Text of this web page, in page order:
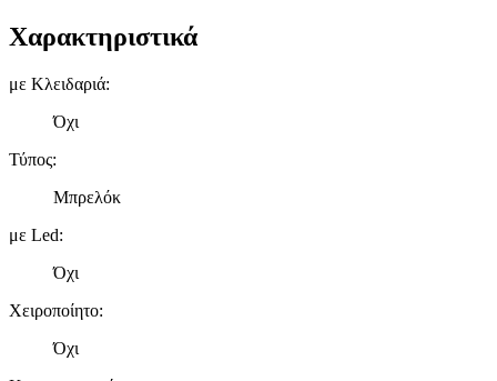
Χαρακτηριστικά
με Κλειδαριά:
Όχι
Τύπος:
Μπρελόκ
με Led:
Όχι
Χειροποίητο:
Όχι